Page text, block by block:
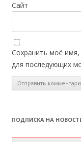
Сайт
Сохранить моё имя,
для последующих
ПОДПИСКА НА